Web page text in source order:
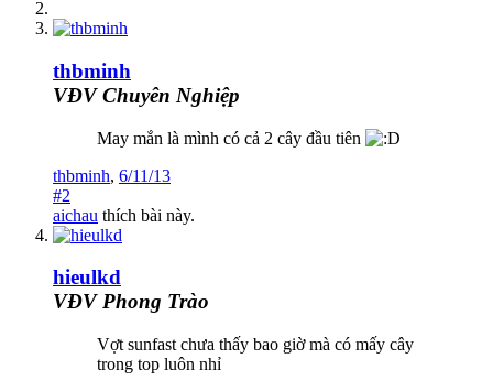
thbminh
VĐV Chuyên Nghiệp
May mắn là mình có cả 2 cây đầu tiên
thbminh, 6/11/13
#2
aichau thích bài này.
hieulkd
VĐV Phong Trào
Vợt sunfast chưa thấy bao giờ mà có mấy cây
trong top luôn nhỉ